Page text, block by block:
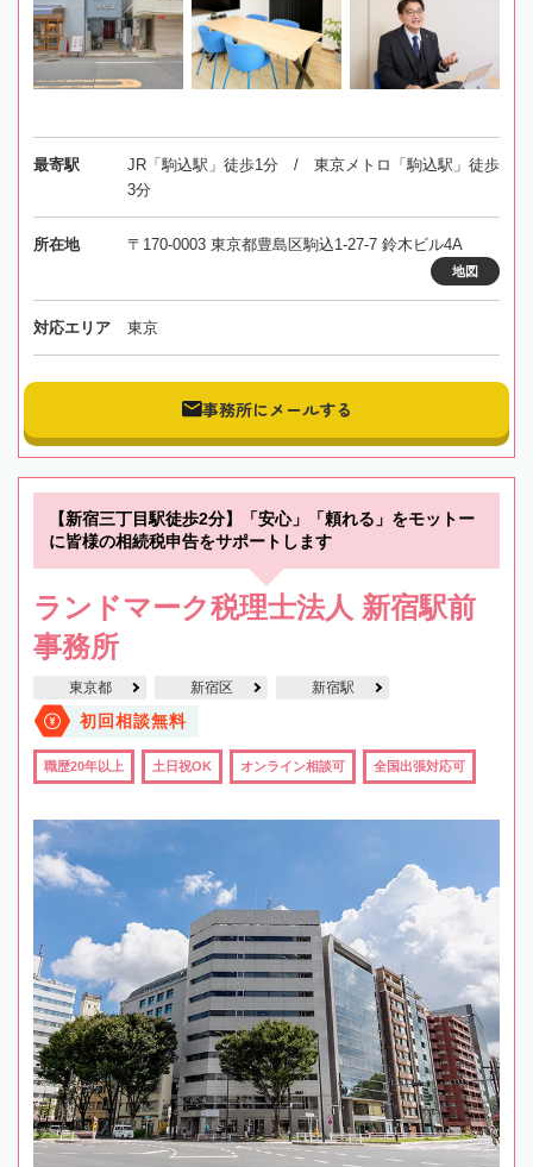
最寄駅
JR「駒込駅」徒歩1分 / 東京メトロ「駒込駅」徒歩
3分
所在地 〒170-0003 東京都豊島区駒込1-27-7 鈴木ビル4A
地図
対応エリア 東京
事務所にメールする
【新宿三丁目駅徒歩2分】「安心」「頼れる」をモットー
に皆様の相続税申告をサポートします
ランドマーク税理士法人 新宿駅前
事務所
東京都 新宿区 新宿駅
初回相談無料
職歴20年以上 土日祝OK オンライン相談可 全国出張対応可